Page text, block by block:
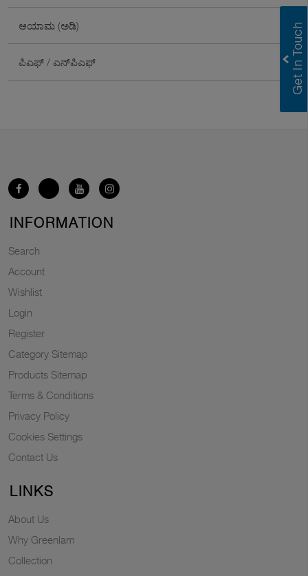
ಆಯಾಮ (ಅಡಿ) 4X8
ಪಿಎಫ್ / ಎನ್‌ಪಿಎಫ್ PF
INFORMATION
Search
Account
Wishlist
Login
Register
Category Sitemap
Products Sitemap
Terms & Conditions
Privacy Policy
Cookies Settings
Contact Us
LINKS
About Us
Why Greenlam
Collection